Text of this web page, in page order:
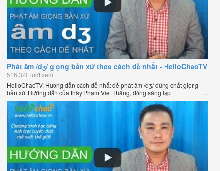
Phát âm /dʒ/ giọng bản xứ theo cách dễ nhất - HelloChaoTV
516,320 lượt xem
HelloChaoTV: Hướng dẫn cách dễ nhất để phát âm /dʒ/ đúng chất giọng
bản xứ. Hướng dẫn của thầy Phạm Việt Thắng, đồng sáng lập
HelloChao.vn - Chương trình dạy tiếng Anh trực tuyến chặt chẽ nhất thế
giới.